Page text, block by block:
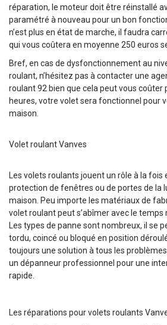
réparation, le moteur doit être réinstallé
paramétré à nouveau pour un bon
n’est plus en état de marche, il faudra
qui vous coûtera en moyenne 250 euros
Bref, en cas de dysfonctionnement au
roulant, n’hésitez pas à contacter une
roulant 92 bien que cela peut vous coûter
heures, votre volet sera fonctionnel pour
maison.
Volet roulant Vanves
Les volets roulants jouent un rôle à la fois
protection de fenêtres ou de portes de la
maison. Peu importe les matériaux de
volet roulant peut s’abîmer avec le temps
Les types de panne sont nombreux, il se
tordu, coincé ou bloqué en position
toujours une solution à tous les
un dépanneur professionnel pour une
rapide.
Les réparations pour volets roulants